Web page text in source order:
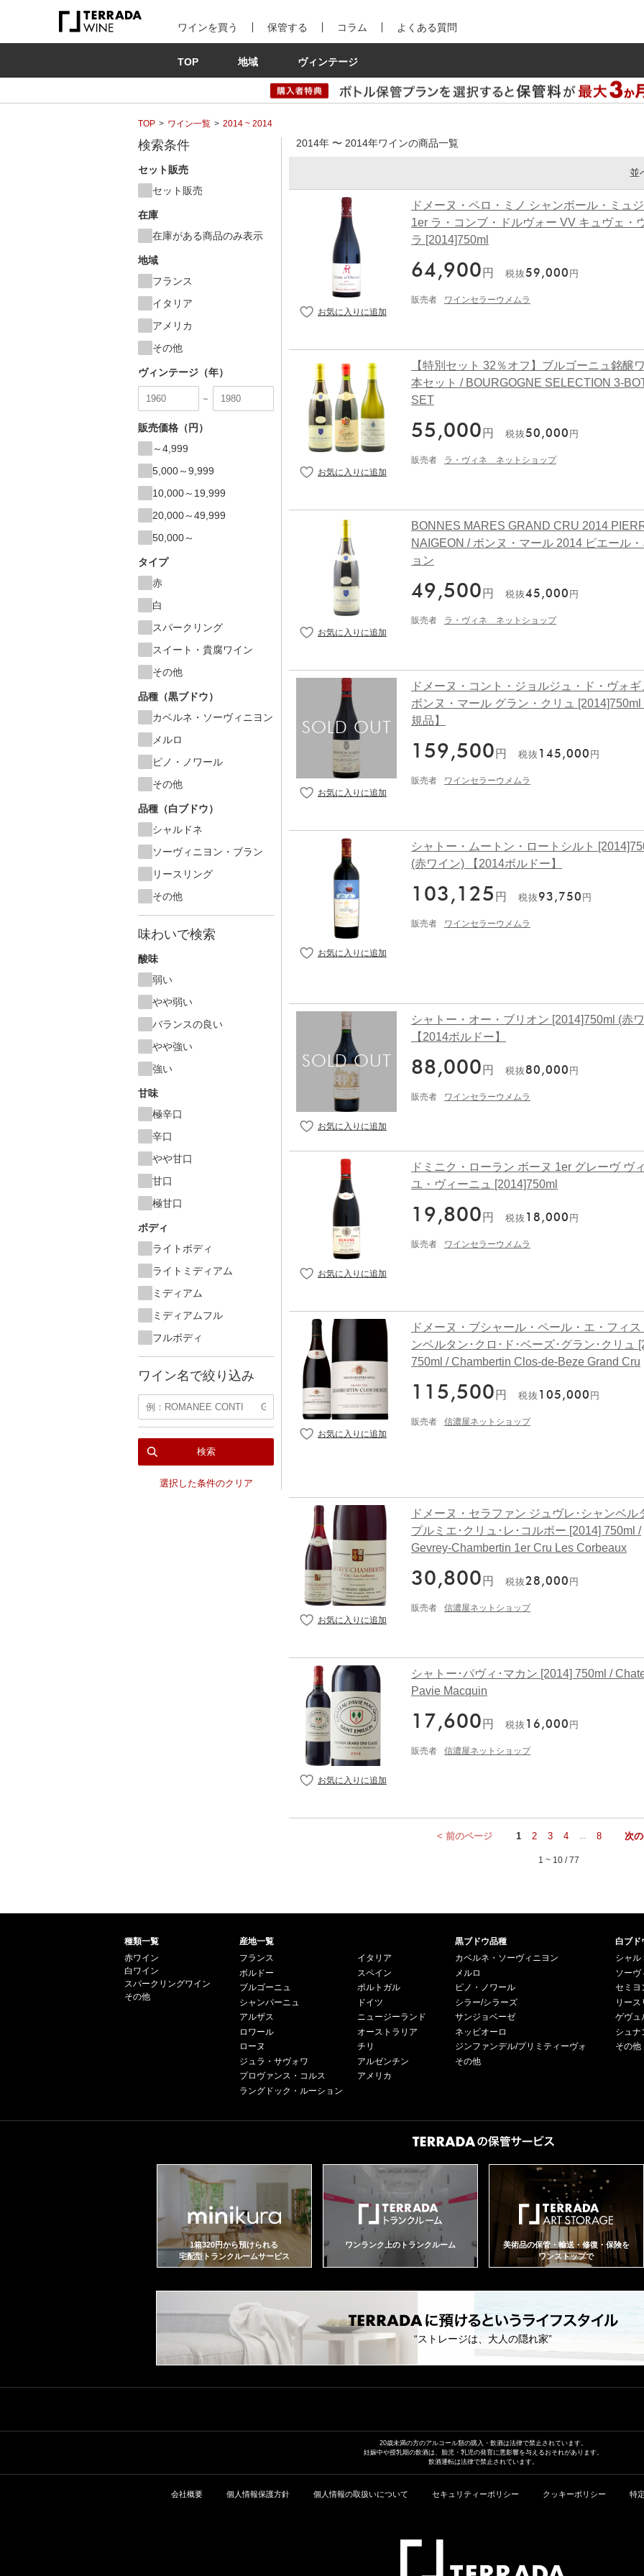
ワインを買う 保管する コラム よくある質問
TOP 地域 ヴィンテージ
TOP ワイン一覧 2014 ~ 2014
検索条件
セット販売
セット販売
在庫
在庫がある商品のみ表示
地域
フランス
イタリア
アメリカ
その他
ヴィンテージ（年）
～
販売価格（円）
～4,999
5,000～9,999
10,000～19,999
20,000～49,999
50,000～
タイプ
赤
白
スパークリング
スイート・貴腐ワイン
その他
品種（黒ブドウ）
カベルネ・ソーヴィニヨン
メルロ
ピノ・ノワール
その他
品種（白ブドウ）
シャルドネ
ソーヴィニヨン・ブラン
リースリング
その他
味わいで検索
酸味
弱い
やや弱い
バランスの良い
やや強い
強い
甘味
極辛口
辛口
やや甘口
甘口
極甘口
ボディ
ライトボディ
ライトミディアム
ミディアム
ミディアムフル
フルボディ
ワイン名で絞り込み
検索
選択した条件のクリア
2014年 〜 2014年ワインの商品一覧
並
ドメーヌ・ペロ・ミノ シャンボール・ミュ
1er ラ・コンブ・ドルヴォー VV キュヴェ・
ラ [2014]750ml
64,900 円 税抜 59,000 円
販売者 ワインセラーウメムラ
【特別セット 32％オフ】ブルゴーニュ銘醸
本セット / BOURGOGNE SELECTION 3-
SET
55,000 円 税抜 50,000 円
販売者 ラ・ヴィネ ネットショップ
BONNES MARES GRAND CRU 2014
NAIGEON / ボンヌ・マール 2014 ピエール
ョン
49,500 円 税抜45,000 円
販売者 ラ・ヴィネ ネットショップ
ドメーヌ・コント・ジョルジュ・ド・ヴォギ
ボンヌ・マール グラン・クリュ [2014]750ml
規品】
159,500 円 税抜 145,000 円
販売者 ワインセラーウメムラ
シャトー・ムートン・ロートシルト
(赤ワイン) 【2014ボルドー】
103,125 円 税抜93,750 円
販売者 ワインセラーウメムラ
シャトー・オー・ブリオン [2014]750ml (赤
【2014ボルドー】
88,000 円 税抜 80,000 円
販売者 ワインセラーウメムラ
ドミニク・ローラン ボーヌ 1er グレーヴ ヴ
ユ・ヴィーニュ [2014]750ml
19,800 円 税抜 18,000 円
販売者 ワインセラーウメムラ
ドメーヌ・ブシャール・ペール・エ・フィス
ンベルタン･クロ･ド･ベーズ･グラン･クリュ
750ml / Chambertin Clos-de-Beze Grand Cru
115,500 円 税抜 105,000 円
販売者 信濃屋ネットショップ
ドメーヌ・セラファン ジュヴレ･シャンベル
プルミエ･クリュ･レ･コルボー [2014] 750ml /
Gevrey-Chambertin 1er Cru Les Corbeaux
30,800 円 税抜28,000 円
販売者 信濃屋ネットショップ
シャトー･パヴィ･マカン [2014] 750ml /
Pavie Macquin
17,600 円 税抜 16,000 円
販売者 信濃屋ネットショップ
< 前のページ 1 2 3 4 8 次
1 ~ 10 / 77
種類一覧
赤ワイン
白ワイン
スパークリングワイン
その他
産地一覧
フランス
ボルドー
ブルゴーニュ
シャンパーニュ
アルザス
ロワール
ローヌ
ジュラ・サヴォワ
プロヴァンス・コルス
ラングドック・ルーション
イタリア
スペイン
ポルトガル
ドイツ
ニュージーランド
オーストラリア
チリ
アルゼンチン
アメリカ
黒ブドウ品種
カベルネ・ソーヴィニヨン
メルロ
ピノ・ノワール
シラー/シラーズ
サンジョベーゼ
ネッビオーロ
ジンファンデル/プリミティーヴォ
その他
白ブド
シャル
ソーヴ
セミヨ
リース
ゲヴュ
シュナ
その他
1箱320円から預けられる
宅配型トランクルームサービス
ワンランク上のトランクルーム
美術品の保管・輸送・修復・保険を
ワンストップで
“ストレージは、大人の隠れ家”
20歳未満の方のアルコール類の購入・飲酒は法律で禁止されています。
妊娠中や授乳期の飲酒は、胎児・乳児の発育に悪影響を与えるおそれがあります。
飲酒運転は法律で禁止されています。
会社概要 個人情報保護方針 個人情報の取扱いについて セキュリティーポリシー クッキーポリシー 特